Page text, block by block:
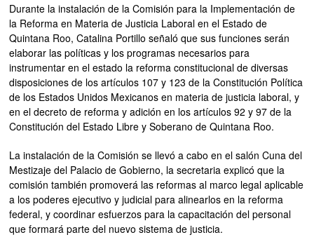
Durante la instalación de la Comisión para la Implementación de
la Reforma en Materia de Justicia Laboral en el Estado de
Quintana Roo, Catalina Portillo señaló que sus funciones serán
elaborar las políticas y los programas necesarios para
instrumentar en el estado la reforma constitucional de diversas
disposiciones de los artículos 107 y 123 de la Constitución Política
de los Estados Unidos Mexicanos en materia de justicia laboral, y
en el decreto de reforma y adición en los artículos 92 y 97 de la
Constitución del Estado Libre y Soberano de Quintana Roo.
La instalación de la Comisión se llevó a cabo en el salón Cuna del
Mestizaje del Palacio de Gobierno, la secretaria explicó que la
comisión también promoverá las reformas al marco legal aplicable
a los poderes ejecutivo y judicial para alinearlos en la reforma
federal, y coordinar esfuerzos para la capacitación del personal
que formará parte del nuevo sistema de justicia.